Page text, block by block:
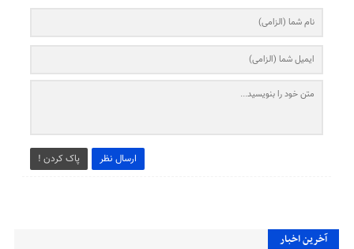
ارسال نظر پاک کردن !
آخرین اخبار